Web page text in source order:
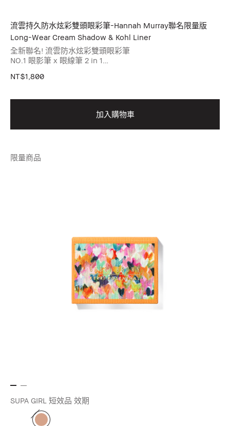
流雲持久防水炫彩雙頭眼彩筆-Hannah Murray聯名限量版
Long-Wear Cream Shadow & Kohl Liner
全新聯名! 流雲防水炫彩雙頭眼彩筆
NO.1 眼影筆 x 眼線筆 2 in 1
打造全新限量聯名系列
NT$1,800
加入購物車
限量商品
SUPA GIRL 短效品 效期